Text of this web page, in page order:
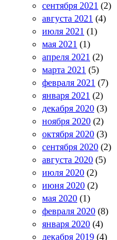
сентября 2021 (2)
августа 2021 (4)
июля 2021 (1)
мая 2021 (1)
апреля 2021 (2)
марта 2021 (5)
февраля 2021 (7)
января 2021 (2)
декабря 2020 (3)
ноября 2020 (2)
октября 2020 (3)
сентября 2020 (2)
августа 2020 (5)
июля 2020 (2)
июня 2020 (2)
мая 2020 (1)
февраля 2020 (8)
января 2020 (4)
декабря 2019 (4)